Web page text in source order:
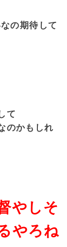
の期待して
て
のかもしれ
やしそ
やろね